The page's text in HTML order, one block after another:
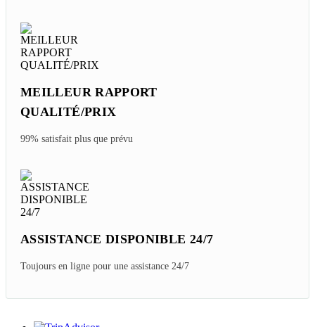
MEILLEUR RAPPORT
QUALITÉ/PRIX
99% satisfait plus que prévu
ASSISTANCE DISPONIBLE 24/7
Toujours en ligne pour une assistance 24/7